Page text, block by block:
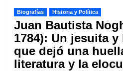
Biografías Historia y Política
Juan Bautista
1784): Un jesuita
que dejó una
literatura y la